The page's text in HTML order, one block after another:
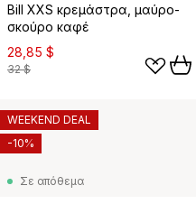
Bill XXS κρεμάστρα, μαύρο-
σκούρο καφέ
28,85 $
32 $
Σε απόθεμα
WEEKEND DEAL
-10%